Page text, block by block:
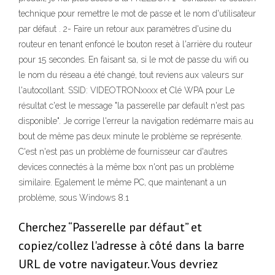
technique pour remettre le mot de passe et le nom d'utilisateur
par défaut . 2- Faire un retour aux paramètres d'usine du
routeur en tenant enfoncé le bouton reset à l'arrière du routeur
pour 15 secondes. En faisant sa, si le mot de passe du wifi ou
le nom du réseau a été changé, tout reviens aux valeurs sur
l'autocollant. SSID: VIDEOTRONxxxx et Clé WPA pour Le
résultat c'est le message "la passerelle par default n'est pas
disponible". Je corrige l'erreur la navigation redémarre mais au
bout de même pas deux minute le problème se représente.
C'est n'est pas un problème de fournisseur car d'autres
devices connectés à la même box n'ont pas un problème
similaire. Egalement le même PC, que maintenant a un
problème, sous Windows 8.1
Cherchez “Passerelle par défaut” et
copiez/collez l'adresse à côté dans la barre
URL de votre navigateur. Vous devriez